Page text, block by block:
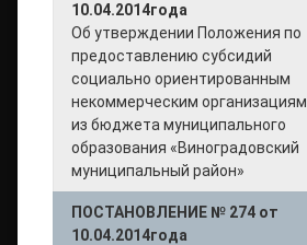
10.04.2014года
Об утверждении Положения по
предоставлению субсидий
социально ориентированным
некоммерческим организациям
из бюджета муниципального
образования «Виноградовский
муниципальный район»
ПОСТАНОВЛЕНИЕ № 274 от
10.04.2014года